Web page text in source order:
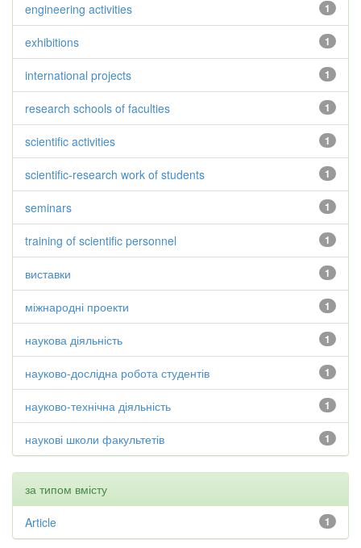
1
engineering activities
1
exhibitions
1
international projects
1
research schools of faculties
1
scientific activities
1
scientific-research work of students
1
seminars
1
training of scientific personnel
1
виставки
1
міжнародні проекти
1
наукова діяльність
1
науково-дослідна робота студентів
1
науково-технічна діяльність
1
наукові школи факультетів
за типом вмісту
1
Article